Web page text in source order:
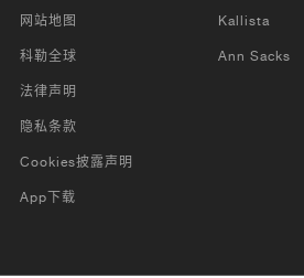
网站地图
科勒全球
法律声明
隐私条款
Cookies披露声明
App下载
Kallista
Ann Sacks